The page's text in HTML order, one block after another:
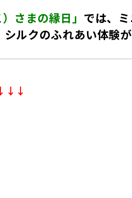
さまの縁日」 では、
ルクのふれあい体験が
↓ ↓